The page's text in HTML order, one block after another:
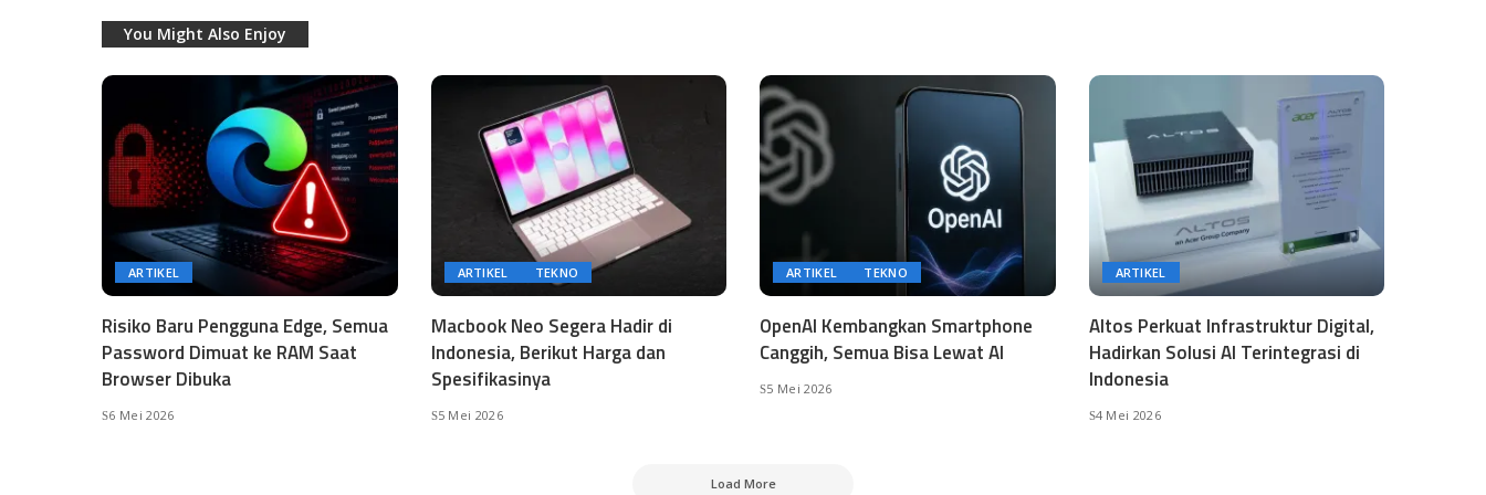
You Might Also Enjoy
ARTIKEL
Risiko Baru Pengguna Edge, Semua
Password Dimuat ke RAM Saat
Browser Dibuka
6 Mei 2026
ARTIKEL TEKNO
Macbook Neo Segera Hadir di
Indonesia, Berikut Harga dan
Spesifikasinya
5 Mei 2026
ARTIKEL TEKNO
OpenAI Kembangkan Smartphone
Canggih, Semua Bisa Lewat AI
5 Mei 2026
ARTIKEL
Altos Perkuat Infrastruktur Digital,
Hadirkan Solusi AI Terintegrasi di
Indonesia
4 Mei 2026
Load More